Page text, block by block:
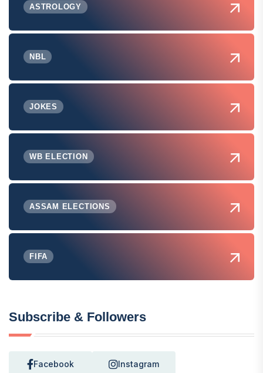
ASTROLOGY
NBL
JOKES
WB ELECTION
ASSAM ELECTIONS
FIFA
Subscribe & Followers
Facebook Instagram